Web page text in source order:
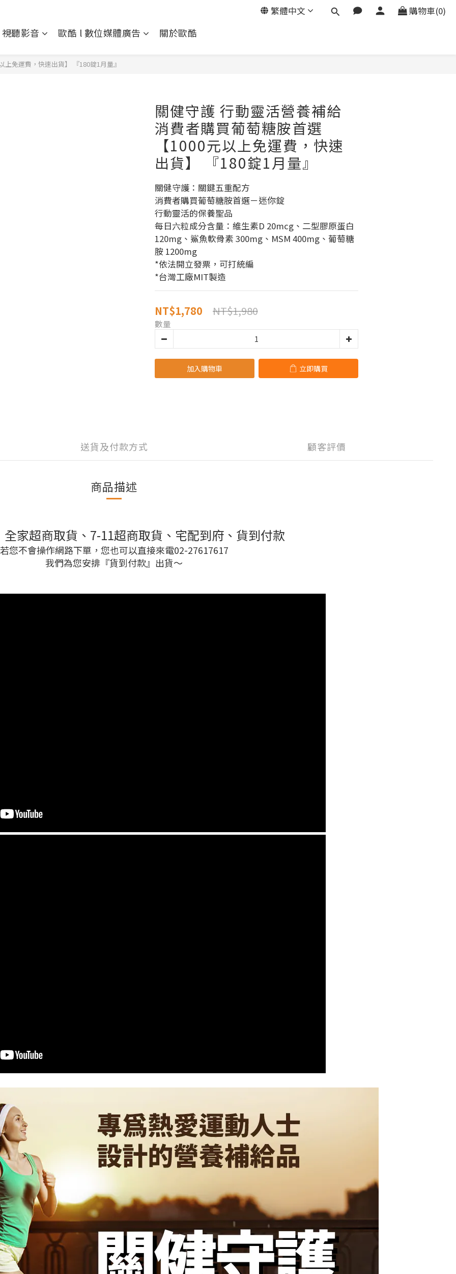
繁體中文 購物車(0)
聽影音 歐酷 l 數位媒體廣告 關於歐酷
免運費，快速出貨】 『180錠1月量』
關健守護 行動靈活營養補給
消費者購買葡萄糖胺首選
【1000元以上免運費，快速
出貨】 『180錠1月量』
關健守護：關鍵五重配方
消費者購買葡萄糖胺首選－迷你錠
行動靈活的保養聖品
每日六粒成分含量：維生素D 20mcg、二型膠原蛋白
120mg、鯊魚軟骨素 300mg、MSM 400mg、葡萄糖
胺 1200mg
*依法開立發票，可打統編
*台灣工廠MIT製造
NT$1,780 NT$1,980
數量
加入購物車 立即購買
送貨及付款方式 顧客評價
商品描述
家超商取貨、7-11超商取貨、宅配到府、貨到付款
若您不會操作網路下單，您也可以直接來電02-27617617
我們為您安排『貨到付款』出貨～